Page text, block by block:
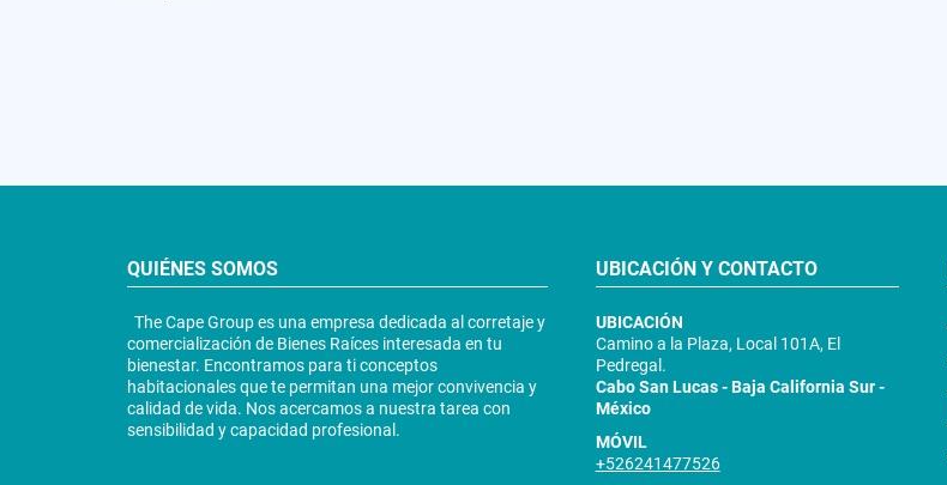
QUIÉNES SOMOS
The Cape Group es una empresa dedicada al corretaje y
comercialización de Bienes Raíces interesada en tu
bienestar. Encontramos para ti conceptos
habitacionales que te permitan una mejor convivencia y
calidad de vida. Nos acercamos a nuestra tarea con
sensibilidad y capacidad profesional.
UBICACIÓN Y CONTACTO
UBICACIÓN
Camino a la Plaza, Local 101A, El
Pedregal.
Cabo San Lucas - Baja California Sur -
México
MÓVIL
+526241477526